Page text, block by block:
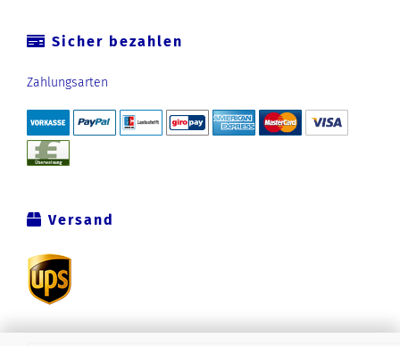
Sicher bezahlen
Zahlungsarten
Versand